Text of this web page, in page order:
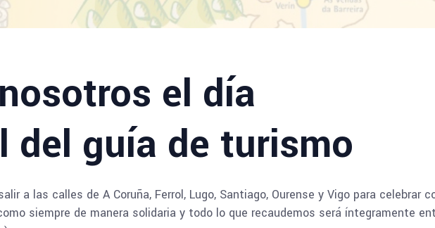
el día
del guía de turismo
a las calles de A Coruña, Ferrol, Lugo, Santiago, Ourense y Vigo para celebrar
siempre de manera solidaria y todo lo que recaudemos será íntegramente